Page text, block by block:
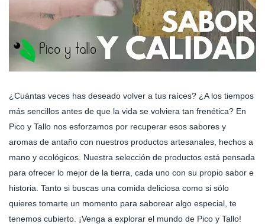
¿Cuántas veces has deseado volver a tus raíces? ¿A los tiempos
más sencillos antes de que la vida se volviera tan frenética? En
Pico y Tallo nos esforzamos por recuperar esos sabores y
aromas de antaño con nuestros productos artesanales, hechos a
mano y ecológicos. Nuestra selección de productos está pensada
para ofrecer lo mejor de la tierra, cada uno con su propio sabor e
historia. Tanto si buscas una comida deliciosa como si sólo
quieres tomarte un momento para saborear algo especial, te
tenemos cubierto. ¡Venga a explorar el mundo de Pico y Tallo!